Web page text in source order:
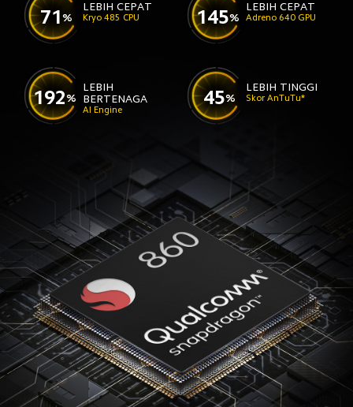
71 %
LEBIH CEPAT
Kryo 485 CPU 145%
LEBIH CEPAT
Adreno 640 GPU
192%
LEBIH
BERTENAGA
AI Engine
45%
LEBIH TINGGI
Skor AnTuTu*